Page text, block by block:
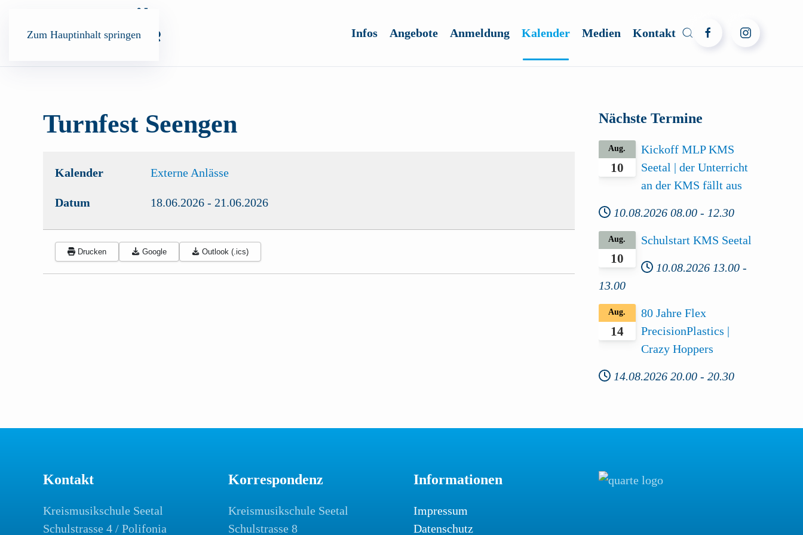
Zum Hauptinhalt springen Infos Angebote Anmeldung Kalender Medien Kontakt
Turnfest Seengen
Kalender Externe Anlässe
Datum 18.06.2026 - 21.06.2026
Drucken Google Outlook (.ics)
Nächste Termine
10
Aug.
Kickoff MLP KMS
Seetal | der Unterricht
an der KMS fällt aus
10.08.2026 08.00 - 12.30
10
Aug. Schulstart KMS Seetal
10.08.2026 13.00 -
13.00
14
Aug.
80 Jahre Flex
PrecisionPlastics |
Crazy Hoppers
14.08.2026 20.00 - 20.30
Kontakt
Kreismusikschule Seetal
Schulstrasse 4 / Polifonia
Korrespondenz
Kreismusikschule Seetal
Schulstrasse 8
Informationen
Impressum
Datenschutz